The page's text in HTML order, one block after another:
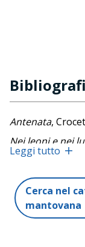
Antenata,
Nei leoni e nei
Parsifal
Chioma, Teatro
Fuoco centrale
2003
Leggi tutto
Cerca nel
mantovana